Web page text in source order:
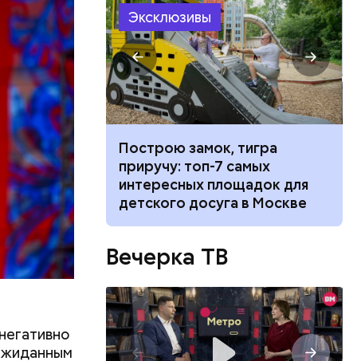
и
Эксклюзивы
почему
из
Построю замок, тигра
приручу: топ-7 самых
интересных площадок для
детского досуга в Москве
Вечерка ТВ